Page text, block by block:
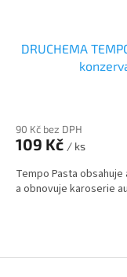
DRUCHEMA
90 Kč bez DPH
109 Kč / ks
Tempo Pasta
a obnovuje karoserie